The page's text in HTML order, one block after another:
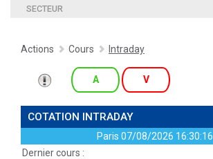
SECTEUR
Actions Cours Intraday
A V
COTATION INTRADAY
Paris 07/08/2026 16:30:16
Dernier cours :